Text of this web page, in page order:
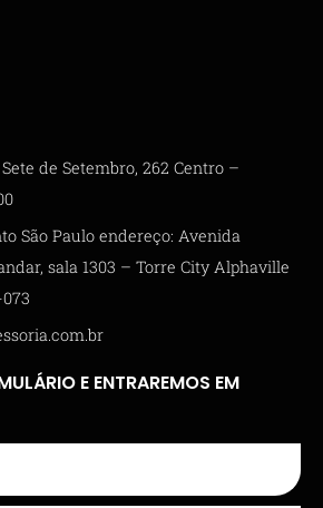
de Setembro, 262 Centro –
São Paulo endereço: Avenida
sala 1303 – Torre City Alphaville
E ENTRAREMOS EM